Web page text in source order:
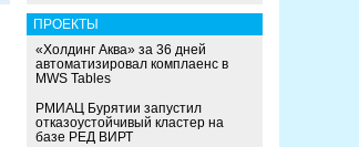
ПРОЕКТЫ
«Холдинг Аква» за 36 дней
автоматизировал комплаенс в
MWS Tables
РМИАЦ Бурятии запустил
отказоустойчивый кластер на
базе РЕД ВИРТ